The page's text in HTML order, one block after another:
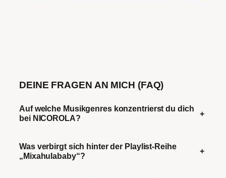
DEINE FRAGEN AN MICH (FAQ)
Auf welche Musikgenres konzentrierst du dich
bei NICOROLA?
+
Was verbirgt sich hinter der Playlist-Reihe
„Mixahulababy“?
+